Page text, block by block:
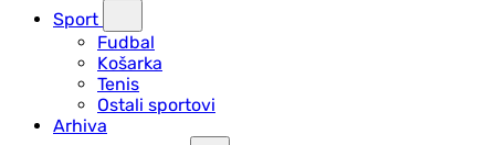
Sport
Fudbal
Košarka
Tenis
Ostali sportovi
Arhiva